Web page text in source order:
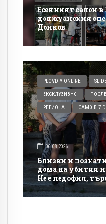
Есенният салон в
донжуанския
Донков
PLOVDIV ONLINE
ЕКСКЛУЗИВНО
РЕГИОНА САМО В 7
06.08.2026
Близки и
дома на убития
Не е педофил,